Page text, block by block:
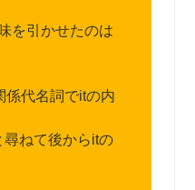
を引かせたのは
係代名詞でitの内
尋ねて後からitの